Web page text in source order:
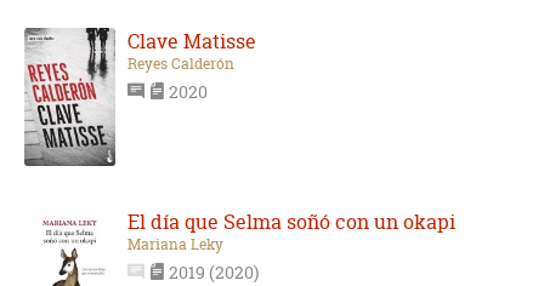
Clave Matisse
Reyes Calderón
2020
El día que Selma soñó con un okapi
Mariana Leky
2019 (2020)